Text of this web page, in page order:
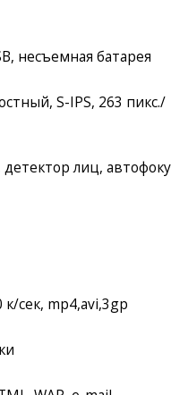
несъемная батарея
S-IPS, 263 пикс./
лиц,
сек, mp4,avi,3gp